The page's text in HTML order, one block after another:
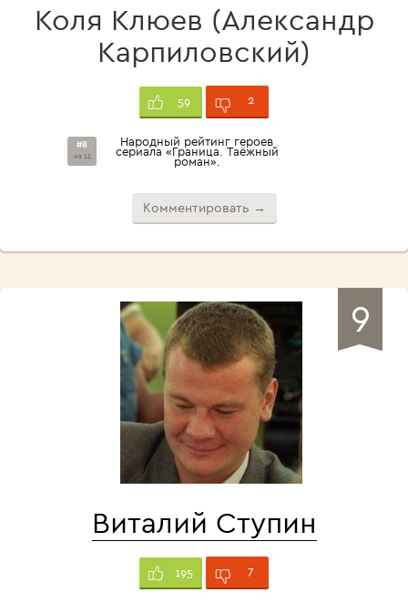
Коля Клюев (Александр
Карпиловский)
59 2
#8
из 11
Народный рейтинг героев
сериала «Граница. Таёжный
роман».
Комментировать →
9
Виталий Ступин
195 7